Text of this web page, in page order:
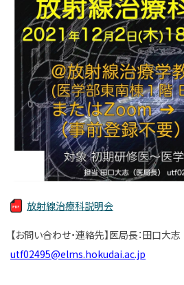
放射線治療科説明会
【お問い合わせ・連絡先】医局長：田口大志
utf02495@elms.hokudai.ac.jp